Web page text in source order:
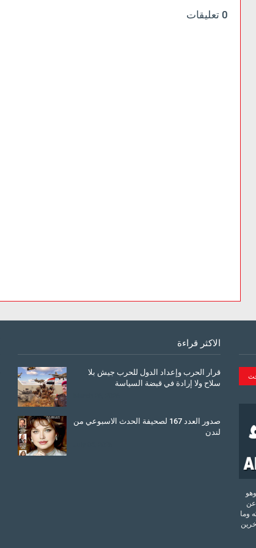
0 تعليقات
وهو
عن
وما
الاكثر قراءة
قرار الحرب وإعداد الدول للحرب جيش بلا
سلاح ولا إرادة في قبضة السياسة
صدور العدد 167 لصحيفة الحدث الاسبوعي من
لندن